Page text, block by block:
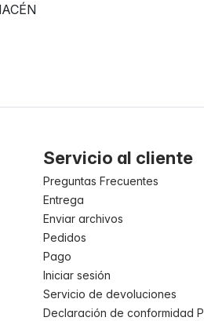
Servicio al cliente
Preguntas Frecuentes
Entrega
Enviar archivos
Pedidos
Pago
Iniciar sesión
Servicio de devoluciones
Declaración de conformidad